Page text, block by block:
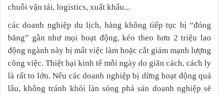
chuỗi vận tải, logistics, xuất khẩu...
các doanh nghiệp du lịch, hàng không tiếp tục bị “đóng
băng” gần như mọi hoạt động, kéo theo hơn 2 triệu lao
động ngành này bị mất việc làm hoặc cắt giảm mạnh lượng
công việc. Thiệt hại kinh tế mỗi ngày do giãn cách, cách ly
là rất to lớn. Nếu các doanh nghiệp bị dừng hoạt động quá
lâu, không tránh khỏi làn sóng phá sản doanh nghiệp sẽ